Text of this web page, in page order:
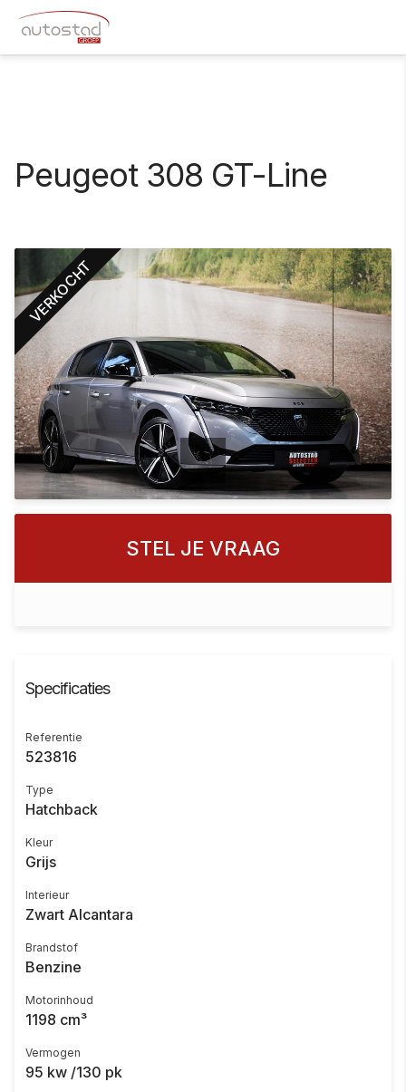
Peugeot 308 GT-Line
VERKOCHT
STEL JE VRAAG
Specificaties
Referentie
523816
Type
Hatchback
Kleur
Grijs
Interieur
Zwart Alcantara
Brandstof
Benzine
Motorinhoud
1198 cm³
Vermogen
95 kw /130 pk